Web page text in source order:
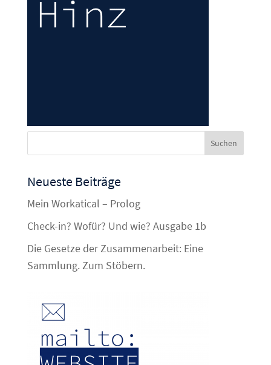
Neueste Beiträge
Mein Workatical – Prolog
Check-in? Wofür? Und wie? Ausgabe 1b
Die Gesetze der Zusammenarbeit: Eine
Sammlung. Zum Stöbern.